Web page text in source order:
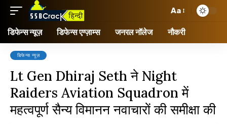
Aa
डिफेन्स न्यूज़ डिफेन्स एग्ज़ाम्स जनरल नॉलेज नौकरी
डिफेन्स न्यूज़
Lt Gen Dhiraj Seth ने Night
Raiders Aviation Squadron में
महत्वपूर्ण सैन्य विमानन नवाचारों की समीक्षा की